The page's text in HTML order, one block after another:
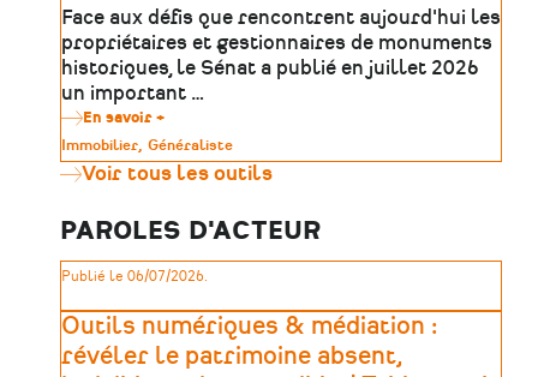
Face aux défis que rencontrent aujourd'hui les
propriétaires et gestionnaires de monuments
historiques, le Sénat a publié en juillet 2026
un important …
En savoir +
Rapport
du
Sénat
du
patrimoine
monumental
un
de
développement
dans
les
Type
de
patrimoine
Immobilier Généraliste
Voir tous les outils
PAROLES D'ACTEUR
Publié le 06/07/2026.
Outils numériques & médiation :
révéler le patrimoine absent,